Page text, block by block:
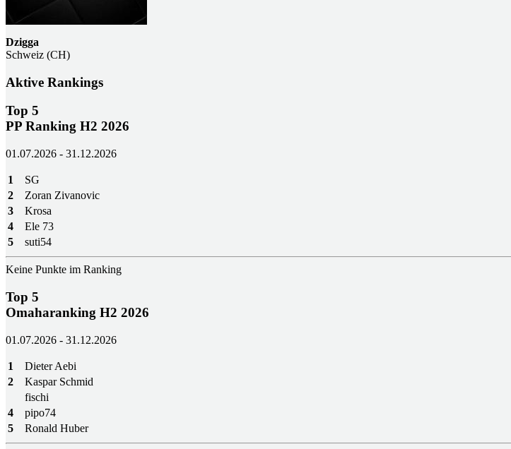
Dzigga
Schweiz (CH)
Aktive Rankings
Top 5
PP Ranking H2 2026
01.07.2026 - 31.12.2026
1 SG
2
Zoran Zivanovic
3
Krosa
4
Ele 73
5
suti54
Keine Punkte im Ranking
Top 5
Omaharanking H2 2026
01.07.2026 - 31.12.2026
1 Dieter Aebi
2
Kaspar Schmid
fischi
4
pipo74
5
Ronald Huber